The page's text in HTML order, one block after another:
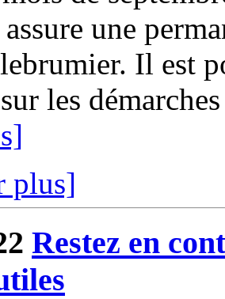
une
Il est
les
plus]
Restez en